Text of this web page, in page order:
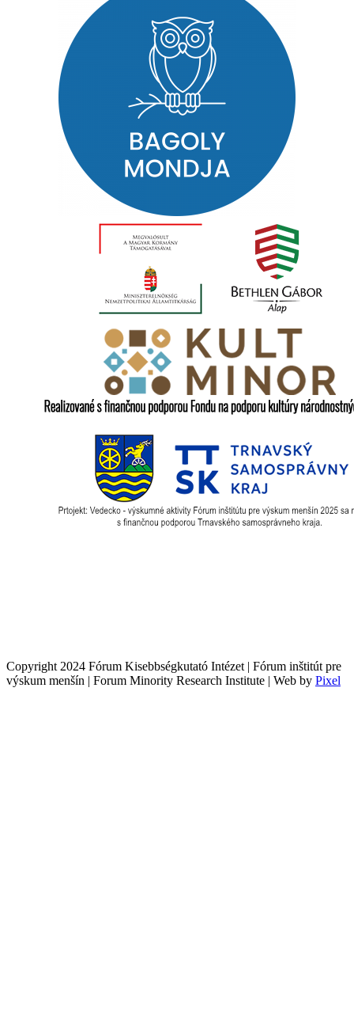
Copyright 2024 Fórum Kisebbségkutató Intézet | Fórum inštitút pre
výskum menšín | Forum Minority Research Institute | Web by Pixel